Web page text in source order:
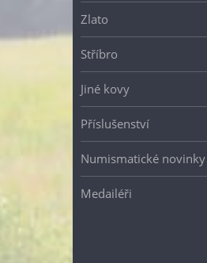
Zlato
Stříbro
Jiné kovy
Příslušenství
Numismatické novinky
Medailéři